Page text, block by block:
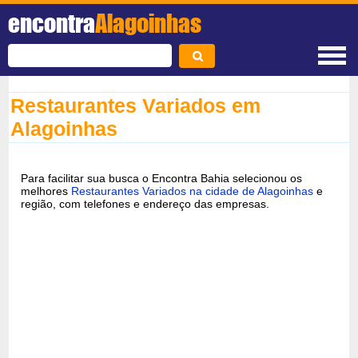
encontraAlagoinhas
Restaurantes Variados em
Alagoinhas
Para facilitar sua busca o Encontra Bahia selecionou os
melhores Restaurantes Variados na cidade de Alagoinhas e
região, com telefones e endereço das empresas.